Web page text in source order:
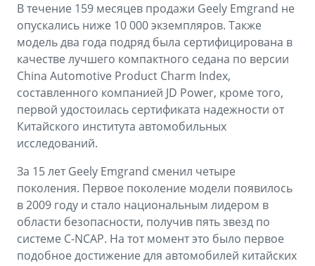
В течение 159 месяцев продажи Geely Emgrand не
опускались ниже 10 000 экземпляров. Также
модель два года подряд была сертифицирована в
качестве лучшего компактного седана по версии
China Automotive Product Charm Index,
составленного компанией JD Power, кроме того,
первой удостоилась сертификата надежности от
Китайского института автомобильных
исследований.
За 15 лет Geely Emgrand сменил четыре
поколения. Первое поколение модели появилось
в 2009 году и стало национальным лидером в
области безопасности, получив пять звезд по
системе C-NCAP. На тот момент это было первое
подобное достижение для автомобилей китайских